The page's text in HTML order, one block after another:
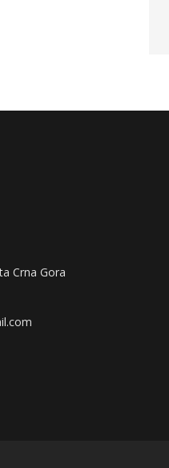
Crna Gora